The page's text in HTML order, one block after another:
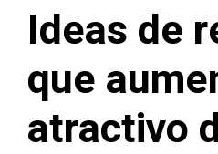
Ideas de
que
atractivo